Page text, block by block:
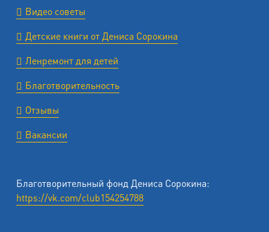
Видео советы
Детские книги от Дениса Сорокина
Ленремонт для детей
Благотворительность
Отзывы
Вакансии
Благотворительный фонд Дениса Сорокина:
https://vk.com/club154254788